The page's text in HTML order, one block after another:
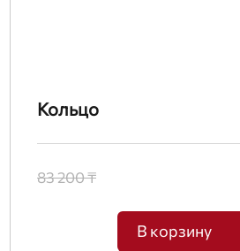
Кольцо
83 200 ₸
В корзину